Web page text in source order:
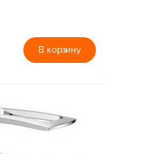
В корзину